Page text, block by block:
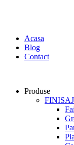
Acasa
Blog
Contact
Produse